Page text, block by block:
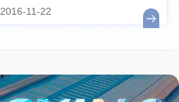
2016-11-22